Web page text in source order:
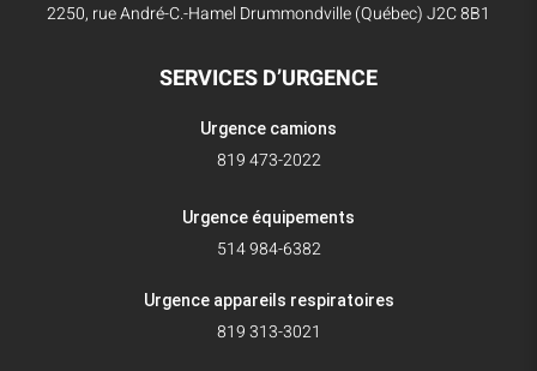
2250, rue André-C.-Hamel Drummondville (Québec) J2C 8B1
SERVICES D’URGENCE
Urgence camions
819 473-2022
Urgence équipements
514 984-6382
Urgence appareils respiratoires
819 313-3021